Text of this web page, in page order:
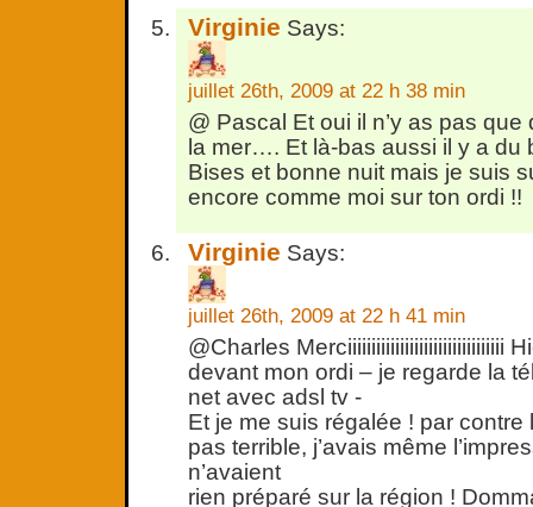
Virginie Says:
juillet 26th, 2009 at 22 h 38 min
@ Pascal Et oui il n’y as pas
la mer…. Et là-bas aussi il y a du
Bises et bonne nuit mais je suis
encore comme moi sur ton ordi !!
Virginie Says:
juillet 26th, 2009 at 22 h 41 min
@Charles Merciiiiiiiiiiiiiiiiiiiiiiiiiiiiiiiii
devant mon ordi – je regarde la
net avec adsl tv -
Et je me suis régalée ! par
pas terrible, j’avais même
n’avaient
rien préparé sur la région !